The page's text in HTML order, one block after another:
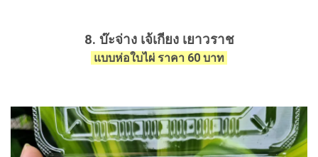
8. บ๊ะจ่าง เจ้เกียง เยาวราช
แบบห่อใบไผ่ ราคา 60 บาท